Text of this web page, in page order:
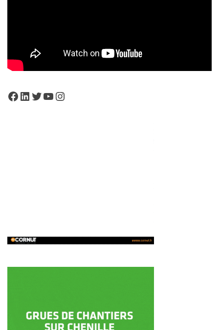
Facebook
LinkedIn
Twitter
YouTube
Instagram